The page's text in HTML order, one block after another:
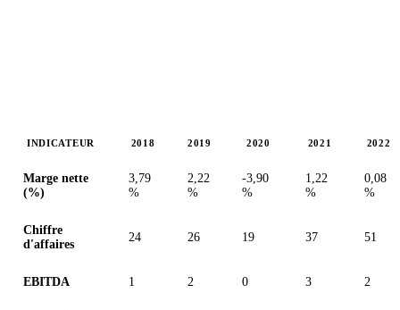
INDICATEUR 2018 2019 2020 2021 2022
Marge nette
(%)
3,79
%
2,22
%
-3,90
%
1,22
%
0,08
%
Chiffre
d'affaires
24 26 19 37 51
EBITDA 1 2 0 3 2